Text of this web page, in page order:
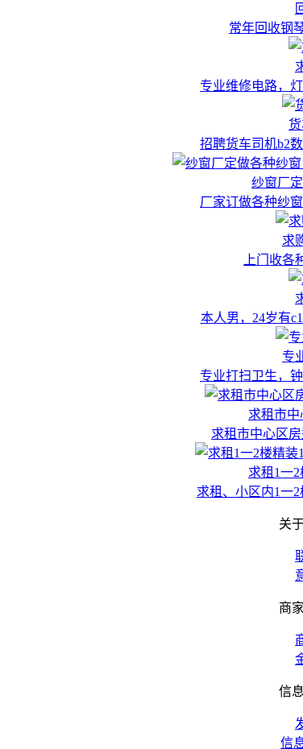
常年回收钢
专业维修电路，
招聘货车司机b2
纱窗厂
厂家订做各种纱
求
上门收各
本人男，24岁有
专
专业打扫卫生，
求租市中
求租市中心区
求租1一2
求租、小区内1一
关
商
信
信